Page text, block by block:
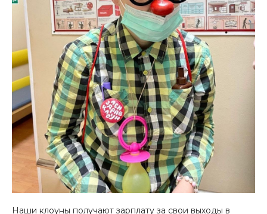
Наши клоуны получают зарплату за свои выходы в